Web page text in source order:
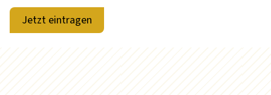
Jetzt eintragen